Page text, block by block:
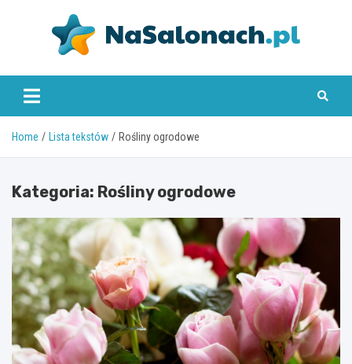
nasalonach.pl
Home Lista tekstów Rośliny ogrodowe
Kategoria: Rośliny ogrodowe